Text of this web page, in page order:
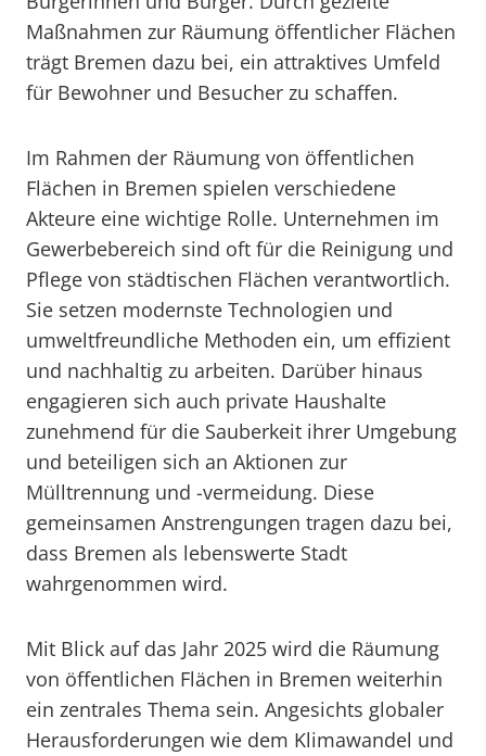
Maßnahmen zur Räumung öffentlicher Flächen
trägt Bremen dazu bei, ein attraktives Umfeld
für Bewohner und Besucher zu schaffen.
Im Rahmen der Räumung von öffentlichen
Flächen in Bremen spielen verschiedene
Akteure eine wichtige Rolle. Unternehmen im
Gewerbebereich sind oft für die Reinigung und
Pflege von städtischen Flächen verantwortlich.
Sie setzen modernste Technologien und
umweltfreundliche Methoden ein, um effizient
und nachhaltig zu arbeiten. Darüber hinaus
engagieren sich auch private Haushalte
zunehmend für die Sauberkeit ihrer Umgebung
und beteiligen sich an Aktionen zur
Mülltrennung und -vermeidung. Diese
gemeinsamen Anstrengungen tragen dazu bei,
dass Bremen als lebenswerte Stadt
wahrgenommen wird.
Mit Blick auf das Jahr 2025 wird die Räumung
von öffentlichen Flächen in Bremen weiterhin
ein zentrales Thema sein. Angesichts globaler
Herausforderungen wie dem Klimawandel und